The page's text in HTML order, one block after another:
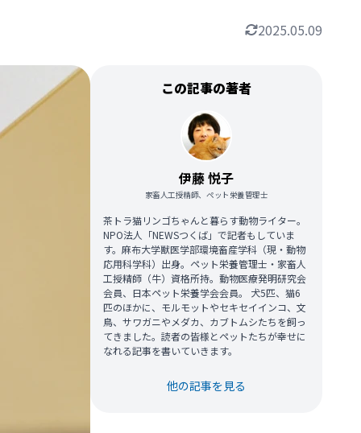
2025.05.09
この記事の著者
伊藤 悦子
家畜人工授精師、ペット栄養管理士
茶トラ猫リンゴちゃんと暮らす動物ライター。
NPO法人「NEWSつくば」で記者もしていま
す。麻布大学獣医学部環境畜産学科（現・動物
応用科学科）出身。ペット栄養管理士・家畜人
工授精師（牛）資格所持。動物医療発明研究会
会員、日本ペット栄養学会会員。 犬5匹、猫6
匹のほかに、モルモットやセキセイインコ、文
鳥、サワガニやメダカ、カブトムシたちを飼っ
てきました。読者の皆様とペットたちが幸せに
なれる記事を書いていきます。
他の記事を見る